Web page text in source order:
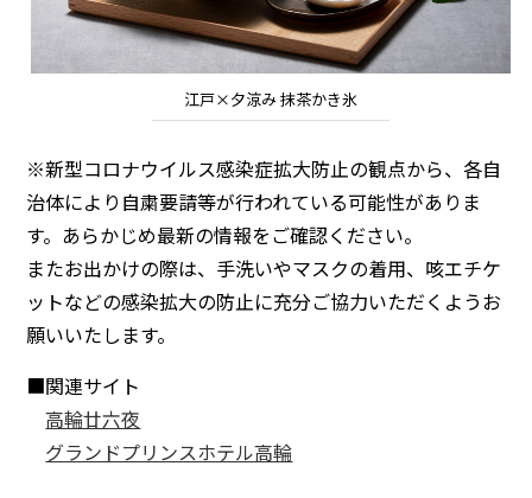
江戸×夕涼み 抹茶かき氷
※新型コロナウイルス感染症拡大防止の観点から、各自
治体により自粛要請等が行われている可能性がありま
す。あらかじめ最新の情報をご確認ください。
またお出かけの際は、手洗いやマスクの着用、咳エチケ
ットなどの感染拡大の防止に充分ご協力いただくようお
願いいたします。
■関連サイト
高輪廿六夜
グランドプリンスホテル高輪